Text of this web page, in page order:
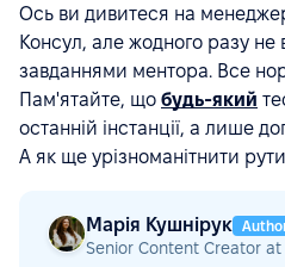
Ось ви дивитеся на
Консул, але жодного разу не
завданнями ментора. Все
Пам'ятайте, що будь-який
останній інстанції, а лише
А як ще урізноманітнити
Марія Кушнірук
Senior Content Creator at